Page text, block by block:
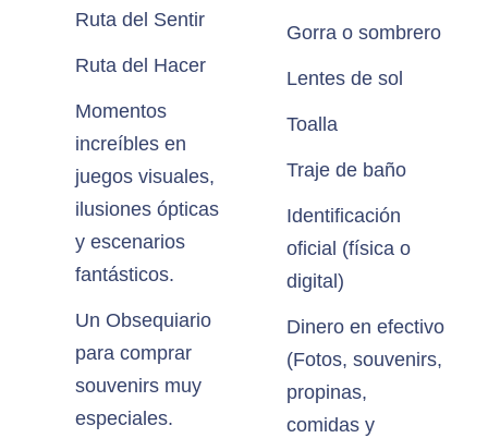
Ruta del Sentir
Ruta del Hacer
Momentos
increíbles en
juegos visuales,
ilusiones ópticas
y escenarios
fantásticos.
Un Obsequiario
para comprar
souvenirs muy
especiales.
Gorra o sombrero
Lentes de sol
Toalla
Traje de baño
Identificación
oficial (física o
digital)
Dinero en efectivo
(Fotos, souvenirs,
propinas,
comidas y